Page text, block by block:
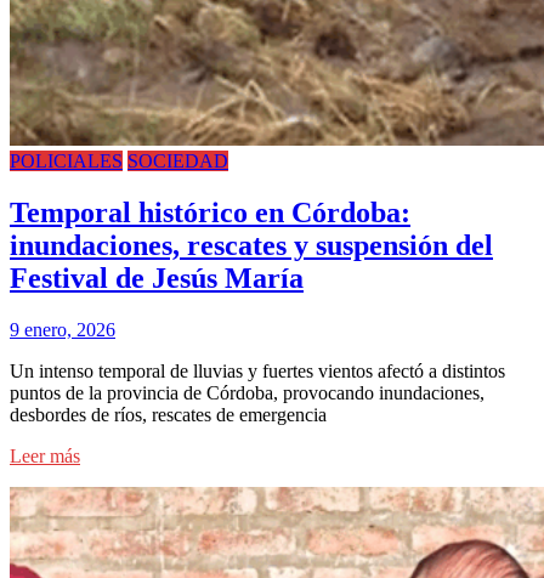
POLICIALES SOCIEDAD
Temporal histórico en Córdoba:
inundaciones, rescates y suspensión del
Festival de Jesús María
9 enero, 2026
Un intenso temporal de lluvias y fuertes vientos afectó a distintos
puntos de la provincia de Córdoba, provocando inundaciones,
desbordes de ríos, rescates de emergencia
Leer más